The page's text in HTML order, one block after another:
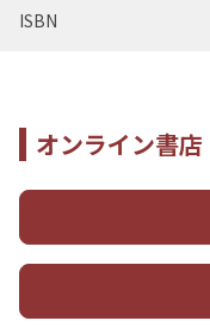
ISBN
オンライン書店